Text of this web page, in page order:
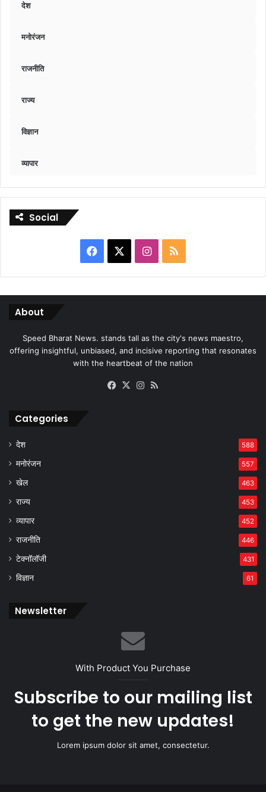
देश
मनोरंजन
राजनीति
राज्य
विज्ञान
व्यापार
Social
Facebook Instagram
RSS
About
Speed Bharat News. stands tall as the city's news maestro,
offering insightful, unbiased, and incisive reporting that resonates
with the heartbeat of the nation
Facebook
X Instagram
Categories
देश 588
मनोरंजन 557
खेल 463
राज्य 453
व्यापार 452
राजनीति 446
टेक्नॉलॉजी 431
विज्ञान 61
Newsletter
With Product You Purchase
Subscribe to our mailing list
to get the new updates!
Lorem ipsum dolor sit amet, consectetur.